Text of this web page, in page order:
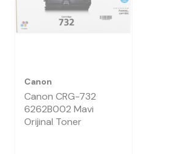
Canon
Canon CRG-732
6262B002 Mavi
Orijinal Toner